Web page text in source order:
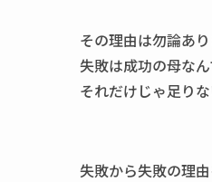
その理由は勿論あり
失敗は成功の母なん
それだけじゃ足り
失敗から失敗の理